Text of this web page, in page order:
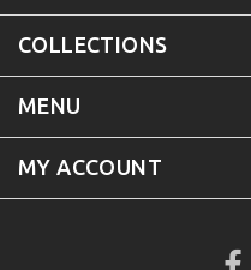
COLLECTIONS
MENU
MY ACCOUNT